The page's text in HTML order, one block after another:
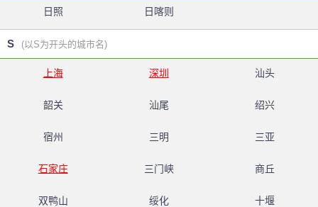
日照 日喀则
S (以S为开头的城市名)
上海 深圳 汕头
韶关 汕尾 绍兴
宿州 三明 三亚
石家庄 三门峡 商丘
双鸭山 绥化 十堰